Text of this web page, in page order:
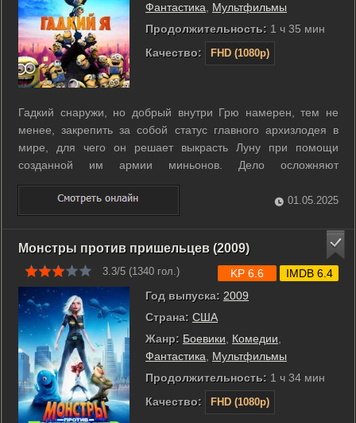
Фантастика, Мультфильмы
Продолжительность: 1 ч 35 мин
Качество:
FHD (1080p)
Гадкий снаружи, но добрый внутри Грю намерен, тем не
менее, закрепить за собой статус главного архизлодея в
мире, для чего он решает выкрасть Луну при помощи
созданной им армии миньонов. Дело осложняют
конкуренты, вставляющие высокотехнические палки в
колеса, и семейные обстоятельства в виде трех сироток, о
которых Грю вынужден заботиться. ...
01.05.2025
Монстры против пришельцев (2009)
3.3/5 (1340 гол.)
Год выпуска: 2009
Страна: США
Жанр: Боевики Комедии
Фантастика
Мультфильмы
Продолжительность: 1 ч 34 мин
Качество:
FHD (1080p)
KP 6.6 IMDB 6.4